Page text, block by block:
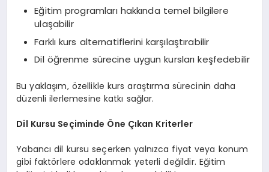
Eğitim programları hakkında temel bilgilere
ulaşabilir
Farklı kurs alternatiflerini karşılaştırabilir
Dil öğrenme sürecine uygun kursları keşfedebilir
Bu yaklaşım, özellikle kurs araştırma sürecinin daha
düzenli ilerlemesine katkı sağlar.
Dil Kursu Seçiminde Öne Çıkan Kriterler
Yabancı dil kursu seçerken yalnızca fiyat veya konum
gibi faktörlere odaklanmak yeterli değildir. Eğitim